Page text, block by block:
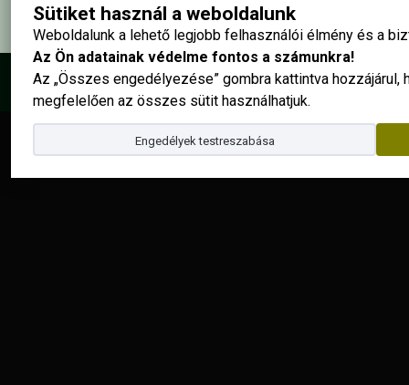
Sütiket használ a weboldalunk
Weboldalunk a lehető legjobb felhasználói élmény és a
Az Ön adatainak védelme fontos a számunkra!
Az „Összes engedélyezése” gombra kattintva hozzájárul,
megfelelően az összes sütit használhatjuk.
Engedélyek testreszabása
© 2025 - Georgikon Alapítvány | site by